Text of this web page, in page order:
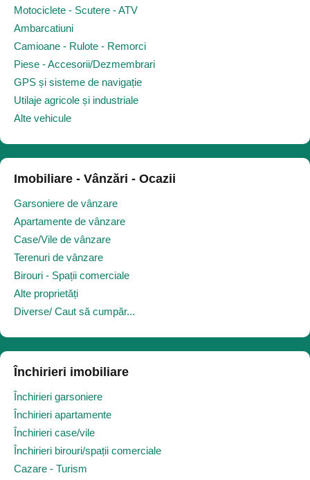
Motociclete - Scutere - ATV
Ambarcatiuni
Camioane - Rulote - Remorci
Piese - Accesorii/Dezmembrari
GPS și sisteme de navigație
Utilaje agricole și industriale
Alte vehicule
Imobiliare - Vânzări - Ocazii
Garsoniere de vânzare
Apartamente de vânzare
Case/Vile de vânzare
Terenuri de vânzare
Birouri - Spații comerciale
Alte proprietăți
Diverse/ Caut să cumpăr...
Închirieri imobiliare
Închirieri garsoniere
Închirieri apartamente
Închirieri case/vile
Închirieri birouri/spații comerciale
Cazare - Turism